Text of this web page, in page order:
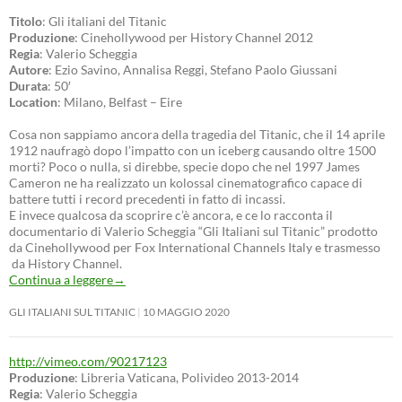
Titolo: Gli italiani del Titanic
Produzione: Cinehollywood per History Channel 2012
Regia: Valerio Scheggia
Autore: Ezio Savino, Annalisa Reggi, Stefano Paolo Giussani
Durata: 50′
Location: Milano, Belfast – Eire
Cosa non sappiamo ancora della tragedia del Titanic, che il 14 aprile
1912 naufragò dopo l’impatto con un iceberg causando oltre 1500
morti? Poco o nulla, si direbbe, specie dopo che nel 1997 James
Cameron ne ha realizzato un kolossal cinematografico capace di
battere tutti i record precedenti in fatto di incassi.
E invece qualcosa da scoprire c’è ancora, e ce lo racconta il
documentario di Valerio Scheggia “Gli Italiani sul Titanic” prodotto
da Cinehollywood per Fox International Channels Italy e trasmesso
da History Channel.
Continua a leggere→
GLI ITALIANI SUL TITANIC 10 MAGGIO 2020
http://vimeo.com/90217123
Produzione: Libreria Vaticana, Polivideo 2013-2014
Regia: Valerio Scheggia